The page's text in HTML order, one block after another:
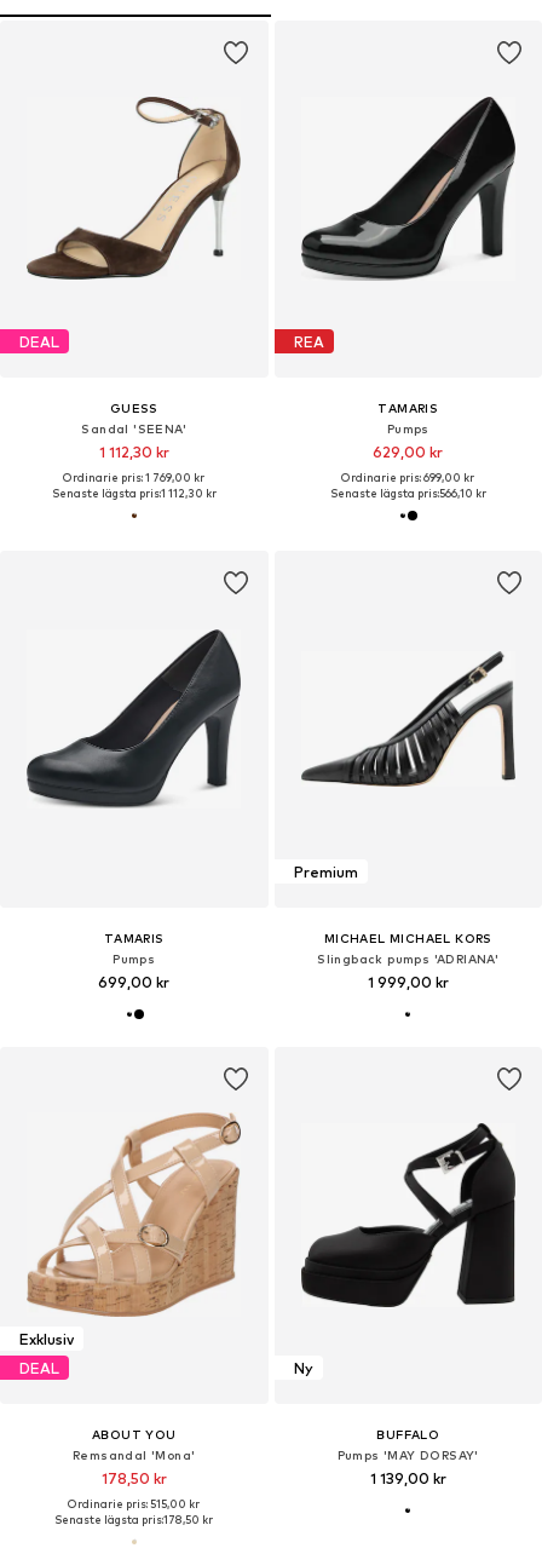
DEAL
GUESS
Sandal 'SEENA'
1 112,30 kr
Ordinarie pris: 1 769,00 kr
Senaste lägsta pris:1 112,30 kr
REA
TAMARIS
Pumps
629,00 kr
Ordinarie pris: 699,00 kr
Senaste lägsta pris:566,10 kr
TAMARIS
Pumps
699,00 kr
Premium
MICHAEL MICHAEL KORS
Slingback pumps 'ADRIANA'
1 999,00 kr
Exklusiv
DEAL
ABOUT YOU
Remsandal 'Mona'
178,50 kr
Ordinarie pris: 515,00 kr
Senaste lägsta pris:178,50 kr
Ny
BUFFALO
Pumps 'MAY DORSAY'
1 139,00 kr